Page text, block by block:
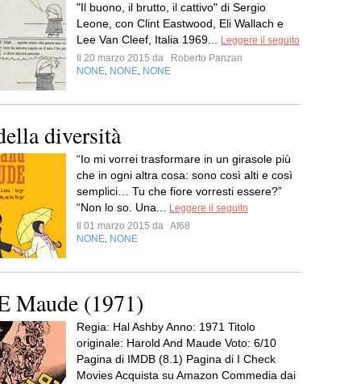
"Il buono, il brutto, il cattivo" di Sergio
Leone, con Clint Eastwood, Eli Wallach e
Lee Van Cleef, Italia 1969...
Leggere il seguito
Il 20 marzo 2015 da
Roberto Panzan
NONE NONE NONE
diversità
“Io mi vorrei trasformare in un girasole più
che in ogni altra cosa: sono così alti e così
semplici… Tu che fiore vorresti essere?”
“Non lo so. Una...
Leggere il seguito
Il 01 marzo 2015 da Af68
NONE NONE
Maude (1971)
Regia: Hal Ashby Anno: 1971 Titolo
originale: Harold And Maude Voto: 6/10
Pagina di IMDB (8.1) Pagina di I Check
Movies Acquista su Amazon Commedia dai